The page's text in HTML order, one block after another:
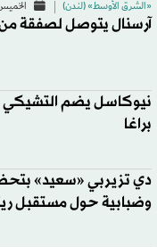
«الشرق الأوسط» (لندن) الخميس 06/08 -
آرسنال يتوصل لصفقة
نيوكاسل يضم
براغا
دي تزيربي «سعيد»
وضبابية حول مستقبل